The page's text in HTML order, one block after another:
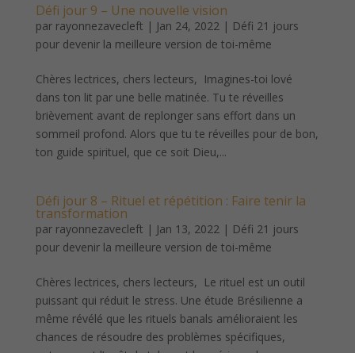
Défi jour 9 – Une nouvelle vision
par rayonnezavecleft | Jan 24, 2022| Défi 21 jours
pour devenir la meilleure version de toi-même
Chères lectrices, chers lecteurs, Imagines-toi lové
dans ton lit par une belle matinée. Tu te réveilles
brièvement avant de replonger sans effort dans un
sommeil profond. Alors que tu te réveilles pour de bon,
ton guide spirituel, que ce soit Dieu,...
Défi jour 8 – Rituel et répétition : Faire tenir la
transformation
par rayonnezavecleft | Jan 13, 2022| Défi 21 jours
pour devenir la meilleure version de toi-même
Chères lectrices, chers lecteurs, Le rituel est un outil
puissant qui réduit le stress. Une étude Brésilienne a
même révélé que les rituels banals amélioraient les
chances de résoudre des problèmes spécifiques,